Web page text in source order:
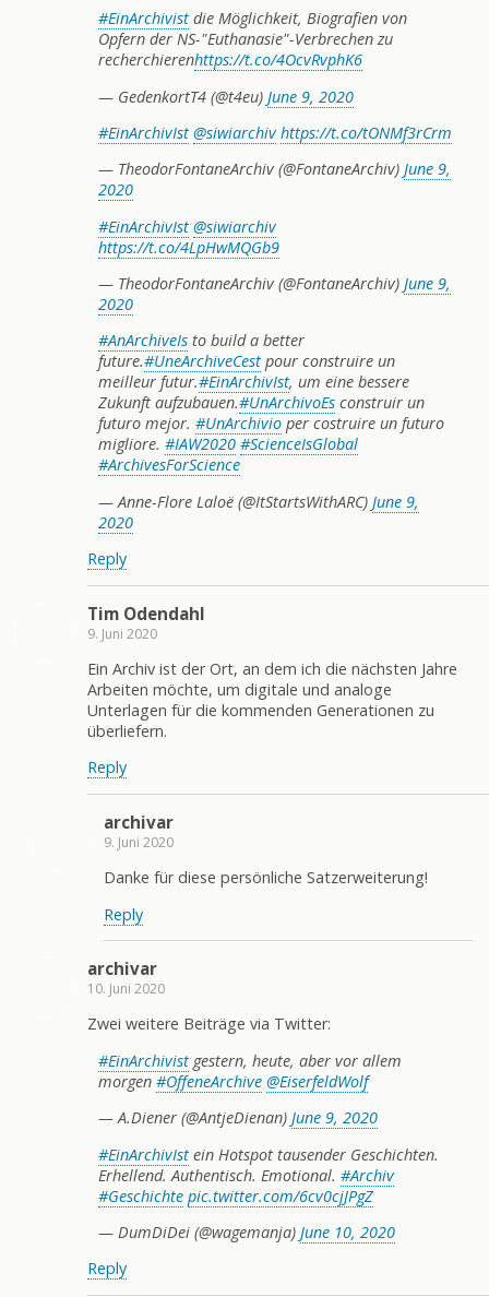
#EinArchivist die Möglichkeit, Biografien von
Opfern der NS-"Euthanasie"-Verbrechen zu
recherchierenhttps://t.co/4OcvRvphK6
— GedenkortT4 (@t4eu) June 9, 2020
#EinArchivIst @siwiarchiv https://t.co/tONMf3rCrm
— TheodorFontaneArchiv (@FontaneArchiv) June 9,
2020
#EinArchivIst @siwiarchiv
https://t.co/4LpHwMQGb9
— TheodorFontaneArchiv (@FontaneArchiv) June 9,
2020
#AnArchiveIs to build a better
future.#UneArchiveCest pour construire un
meilleur futur.#EinArchivIst, um eine bessere
Zukunft aufzubauen.#UnArchivoEs construir un
futuro mejor. #UnArchivio per costruire un futuro
migliore. #IAW2020 #ScienceIsGlobal
#ArchivesForScience
— Anne-Flore Laloë (@ItStartsWithARC) June 9,
2020
Reply
Tim Odendahl
9. Juni 2020
Ein Archiv ist der Ort, an dem ich die nächsten Jahre
Arbeiten möchte, um digitale und analoge
Unterlagen für die kommenden Generationen zu
überliefern.
Reply
archivar
9. Juni 2020
Danke für diese persönliche Satzerweiterung!
Reply
archivar
10. Juni 2020
Zwei weitere Beiträge via Twitter:
#EinArchivist gestern, heute, aber vor allem
morgen #OffeneArchive @EiserfeldWolf
— A.Diener (@AntjeDienan) June 9, 2020
#EinArchivIst ein Hotspot tausender Geschichten.
Erhellend. Authentisch. Emotional. #Archiv
#Geschichte pic.twitter.com/6cv0cjJPgZ
— DumDiDei (@wagemanja) June 10, 2020
Reply